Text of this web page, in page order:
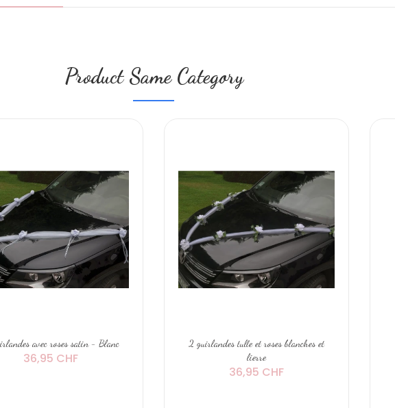
Product Same Category
avec roses satin - Blanc
36,95 CHF
2 guirlandes tulle et roses blanches et
lierre
36,95 CHF